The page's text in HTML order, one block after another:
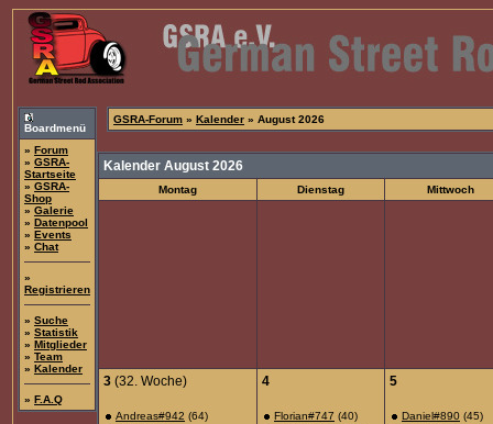
Boardmenü
» Forum
» GSRA-
Startseite
» GSRA-
Shop
» Galerie
» Datenpool
» Events
» Chat
»
Registrieren
» Suche
» Statistik
» Mitglieder
» Team
» Kalender
» F.A.Q
GSRA-Forum » Kalender » August 2026
Kalender August 2026
Montag Dienstag Mittwoch
3 (32. Woche)
Andreas#942 (64)
4
Florian#747 (40)
5
Daniel#890 (45)